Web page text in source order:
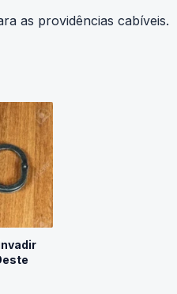
as providências cabíveis.